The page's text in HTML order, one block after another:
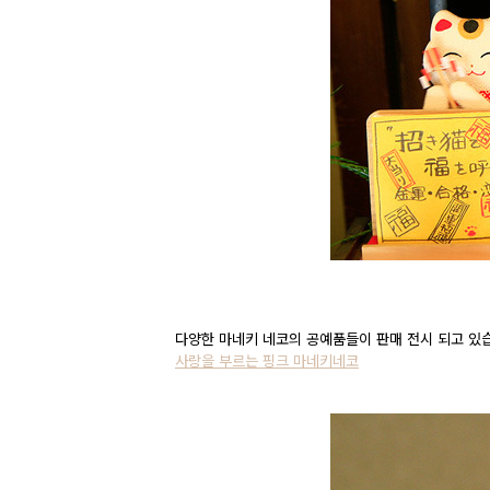
다양한 마네키 네코의 공예품들이 판매 전시 되고 있
사랑을 부르는 핑크 마네키네코